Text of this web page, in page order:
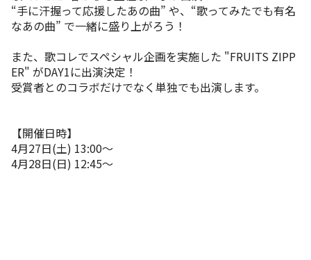
“手に汗握って応援したあの曲” や、“歌ってみたでも有名
なあの曲” で一緒に盛り上がろう！
また、歌コレでスペシャル企画を実施した "FRUITS ZIPP
ER" がDAY1に出演決定！
受賞者とのコラボだけでなく単独でも出演します。
【開催日時】
4月27日(土) 13:00〜
4月28日(日) 12:45〜